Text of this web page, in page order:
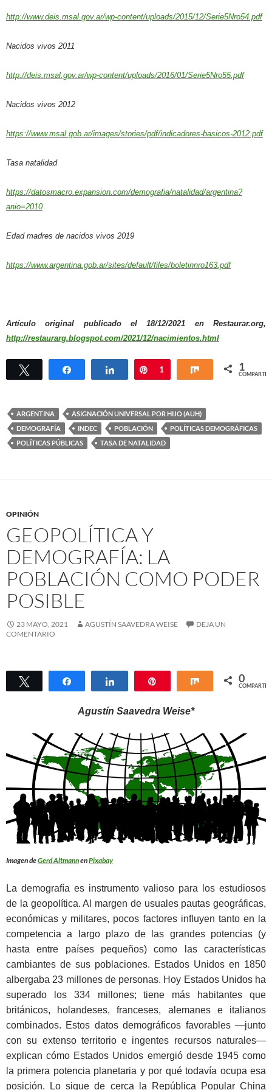
http://www.deis.msal.gov.ar/wp-content/uploads/2015/12/Serie5Nro54.pdf
Nacidos vivos 2011
http://deis.msal.gov.ar/wp-content/uploads/2016/01/Serie5Nro55.pdf
Nacidos vivos 2012
https://www.msal.gob.ar/images/stories/pdf/indicadores-basicos-2012.pdf
Tasa natalidad
https://datosmacro.expansion.com/demografia/natalidad/argentina?
anio=2010
Edad madres de nacidos vivos 2019
https://www.argentina.gob.ar/sites/default/files/boletinnro163.pdf
Artículo original publicado el 18/12/2021 en Restaurar.org,
http://restaurarg.blogspot.com/2021/12/nacimientos.html
Twittear Compartir CompartirPin
1 Compartir
1
COMPARTIR
ARGENTINA
ASIGNACIÓN UNIVERSAL POR HIJO (AUH)
DEMOGRAFÍA
INDEC POBLACIÓN
POLÍTICAS DEMOGRÁFICAS
POLÍTICAS PÚBLICAS
TASA DE NATALIDAD
OPINIÓN
GEOPOLÍTICA Y
DEMOGRAFÍA: LA
POBLACIÓN COMO PODER
POSIBLE
23 MAYO, 2021 AGUSTÍN SAAVEDRA WEISE
DEJA UN
COMENTARIO
Twittear Compartir Compartir Compartir
0
COMPARTIR
Agustín Saavedra Weise*
Imagen deGerd AltmannenPixabay
La demografía es instrumento valioso para los estudiosos
de la geopolítica. Al margen de usuales pautas geográficas,
económicas y militares, pocos factores influyen tanto en la
competencia a largo plazo de las grandes potencias (y
hasta entre países pequeños) como las características
cambiantes de sus poblaciones. Estados Unidos en 1850
albergaba 23 millones de personas. Hoy Estados Unidos ha
superado los 334 millones; tiene más habitantes que
británicos, holandeses, franceses, alemanes e italianos
combinados. Estos datos demográficos favorables —junto
con su extenso territorio e ingentes recursos naturales—
explican cómo Estados Unidos emergió desde 1945 como
la primera potencia planetaria y por qué todavía ocupa esa
posición. Lo sigue de cerca la República Popular China